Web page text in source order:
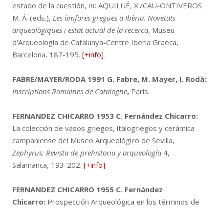
estado de la cuestión, in: AQUILUÉ, X./CAU-ONTIVEROS
M. Á. (eds.), Les àmfores gregues a Ibèria. Novetats
arqueològiques i estat actual de la recerca, Museu
d'Arqueologia de Catalunya-Centre Iberia Graeca,
Barcelona, 187-195. [+info]
FABRE/MAYER/RODA 1991 G. Fabre, M. Mayer, I. Rodà:
Inscriptions Romaines de Catalogne, Paris.
FERNANDEZ CHICARRO 1953 C. Fernández Chicarro:
La colección de vasos griegos, italogriegos y cerámica
campaniense del Museo Arqueológico de Sevilla,
Zephyrus: Revista de prehistoria y arqueología 4,
Salamanca, 193-202. [+info]
FERNANDEZ CHICARRO 1955 C. Fernández
Chicarro: Prospección Arqueológica en los términos de